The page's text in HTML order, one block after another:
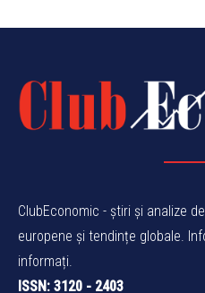
ClubEconomic - știri și analize
europene și tendințe globale.
informați.
ISSN: 3120 - 2403